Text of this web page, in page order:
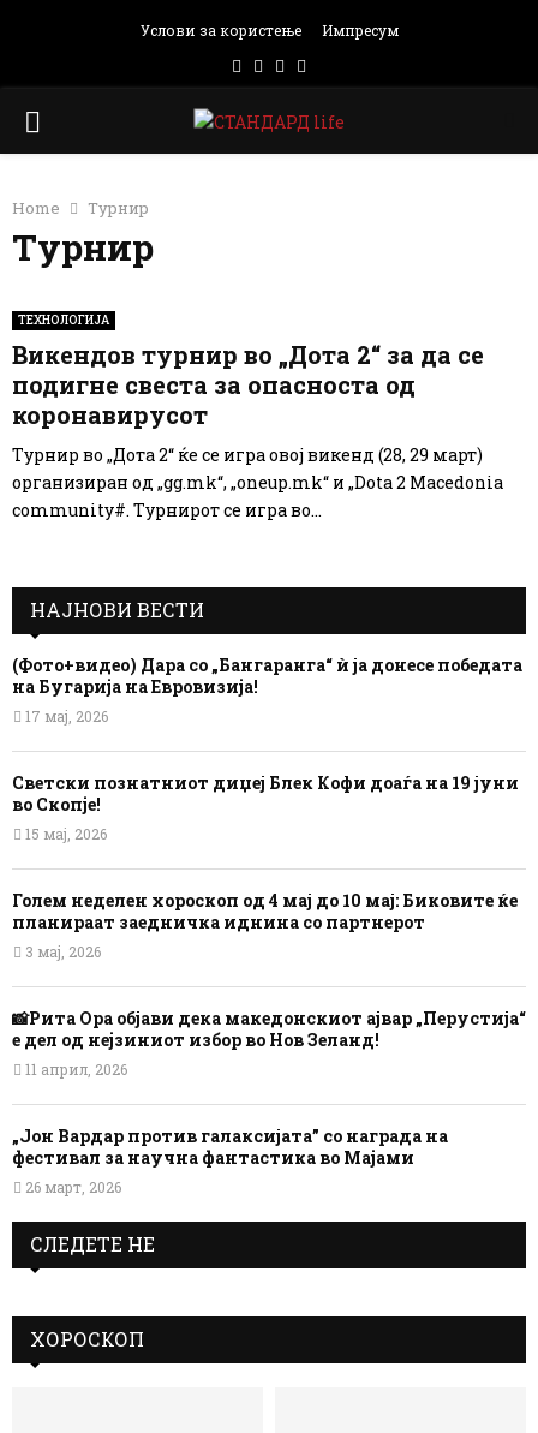
Услови за користење Импресум
Facebook
Instagram
Email
PRIMARY
Home Турнир
Турнир
ТЕХНОЛОГИЈА
Викендов турнир во „Дота 2“ за да се
подигне свеста за опасноста од
коронавирусот
Турнир во „Дота 2“ ќе се игра овој викенд (28, 29 март)
организиран од „gg.mk“, „oneup.mk“ и „Dota 2 Macedonia
community#. Турнирот се игра во...
НАЈНОВИ ВЕСТИ
(Фото+видео) Дара со „Бангаранга“ ѝ ја донесе победата
на Бугарија на Евровизија!
17 мај, 2026
Светски познатниот диџеј Блек Кофи доаѓа на 19 јуни
во Скопје!
15 мај, 2026
Голем неделен хороскоп од 4 мај до 10 мај: Биковите ќе
планираат заедничка иднина со партнерот
3 мај, 2026
📸Рита Ора објави дека македонскиот ајвар „Перустија“
е дел од нејзиниот избор во Нов Зеланд!
11 април, 2026
„Јон Вардар против галаксијата” со награда на
фестивал за научна фантастика во Мајами
26 март, 2026
СЛЕДЕТЕ НЕ
ХОРОСКОП